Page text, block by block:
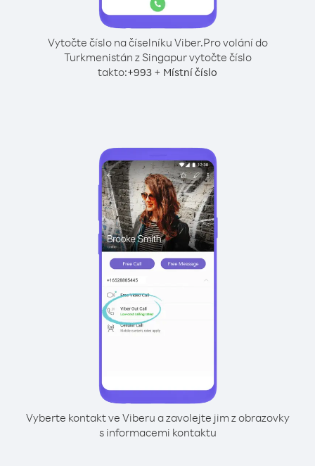
Vytočte číslo na číselníku Viber.Pro volání do
Turkmenistán z Singapur vytočte číslo
takto:+993 + Místní číslo
Vyberte kontakt ve Viberu a zavolejte jim z obrazovky
s informacemi kontaktu